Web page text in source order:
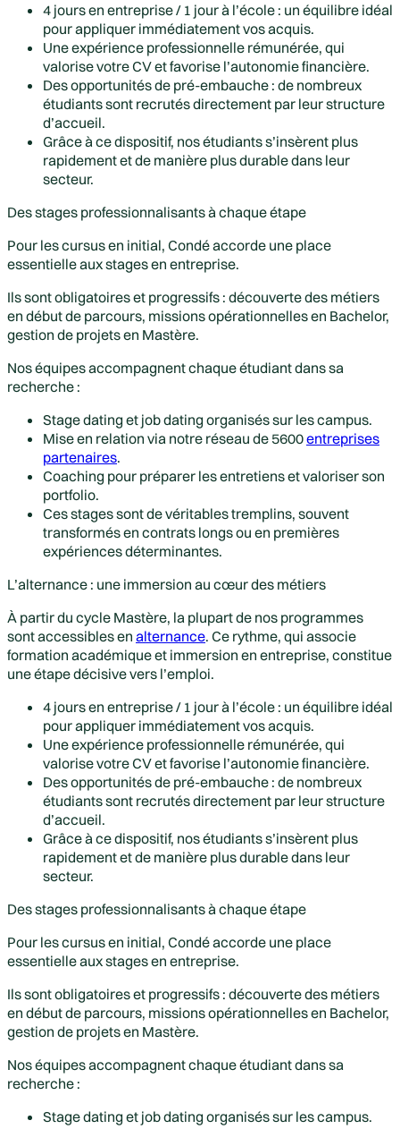
4 jours en entreprise / 1 jour à l’école : un équilibre idéal
pour appliquer immédiatement vos acquis.
Une expérience professionnelle rémunérée, qui
valorise votre CV et favorise l’autonomie financière.
Des opportunités de pré-embauche : de nombreux
étudiants sont recrutés directement par leur structure
d’accueil.
Grâce à ce dispositif, nos étudiants s’insèrent plus
rapidement et de manière plus durable dans leur
secteur.
Des stages professionnalisants à chaque étape
Pour les cursus en initial, Condé accorde une place
essentielle aux stages en entreprise.
Ils sont obligatoires et progressifs : découverte des métiers
en début de parcours, missions opérationnelles en Bachelor,
gestion de projets en Mastère.
Nos équipes accompagnent chaque étudiant dans sa
recherche :
Stage dating et job dating organisés sur les campus.
Mise en relation via notre réseau de 5600entreprises
partenaires.
Coaching pour préparer les entretiens et valoriser son
portfolio.
Ces stages sont de véritables tremplins, souvent
transformés en contrats longs ou en premières
expériences déterminantes.
L’alternance : une immersion au cœur des métiers
À partir du cycle Mastère, la plupart de nos programmes
sont accessibles en alternance. Ce rythme, qui associe
formation académique et immersion en entreprise, constitue
une étape décisive vers l’emploi.
4 jours en entreprise / 1 jour à l’école : un équilibre idéal
pour appliquer immédiatement vos acquis.
Une expérience professionnelle rémunérée, qui
valorise votre CV et favorise l’autonomie financière.
Des opportunités de pré-embauche : de nombreux
étudiants sont recrutés directement par leur structure
d’accueil.
Grâce à ce dispositif, nos étudiants s’insèrent plus
rapidement et de manière plus durable dans leur
secteur.
Des stages professionnalisants à chaque étape
Pour les cursus en initial, Condé accorde une place
essentielle aux stages en entreprise.
Ils sont obligatoires et progressifs : découverte des métiers
en début de parcours, missions opérationnelles en Bachelor,
gestion de projets en Mastère.
Nos équipes accompagnent chaque étudiant dans sa
recherche :
Stage dating et job dating organisés sur les campus.